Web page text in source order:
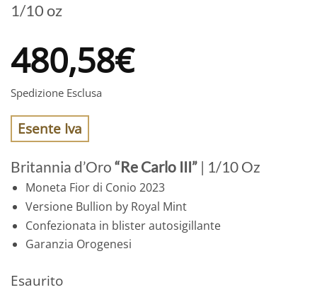
1/10 oz
480,58€
Spedizione Esclusa
Esente Iva
Britannia d’Oro “Re Carlo III” | 1/10 Oz
Moneta Fior di Conio 2023
Versione Bullion by Royal Mint
Confezionata in blister autosigillante
Garanzia Orogenesi
Esaurito